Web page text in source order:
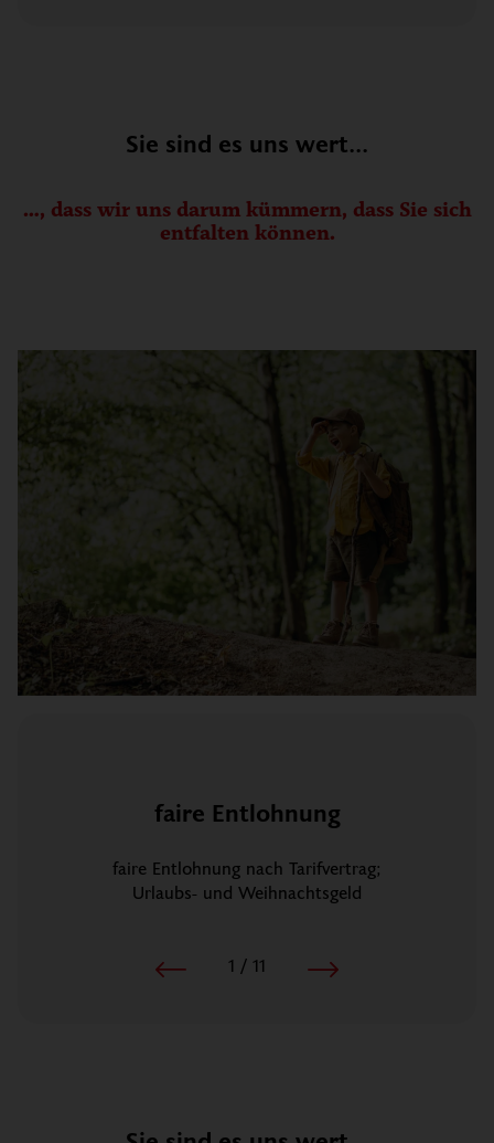
Sie sind es uns wert...
…, dass wir uns darum kümmern, dass Sie sich
entfalten können.
faire Entlohnung
faire Entlohnung nach Tarifvertrag;
Urlaubs- und Weihnachtsgeld
1 / 11